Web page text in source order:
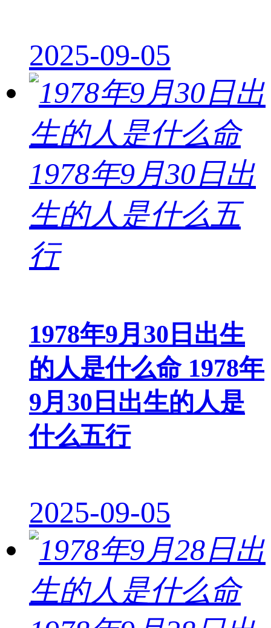
2025-09-05
1978年9月30日出生
的人是什么命 1978年
9月30日出生的人是
什么五行
2025-09-05